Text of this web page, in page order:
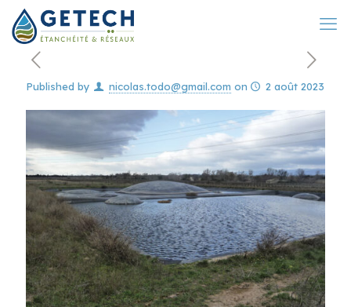
Published by nicolas.todo@gmail.com on 2 août 2023